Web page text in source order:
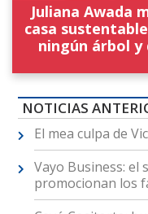
Juliana Awada
casa
ningún árbol y
NOTICIAS
El mea culpa de
Vayo Business: el
promocionan los